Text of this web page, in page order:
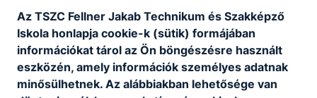
oktatás keretében elsajátítható szakmák (melyek
szintje, képzési ideje jogszabályban
(Szakmajegyzék) rögzítettek), másik halmazát – a
Programkövetelmények alapján, szakképző
intézmény és felnőttképző által egyaránt
Az TSZC Fellner Jakab Technikum és Szakképző
Iskola honlapja cookie-k (sütik) formájában
információkat tárol az Ön böngészésre használt
eszközén, amely információk személyes adatnak
minősülhetnek. Az alábbiakban lehetősége van